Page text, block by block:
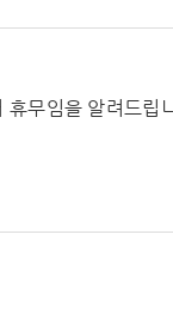
무임을 알려드립